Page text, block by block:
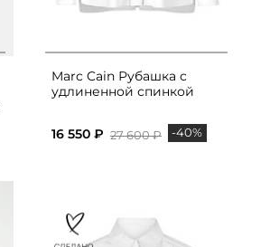
Marc Cain Рубашка с
удлиненной спинкой
16 550 ₽ 27 600 ₽ -40%